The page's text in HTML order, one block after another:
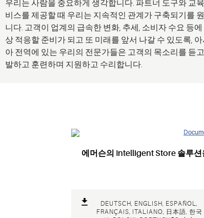
우리는 사람을 중요하게 생각합니다. 파트너 도구와 교
비스를 제공할 때 우리는 지속적인 관계가 구축되기를
니다. 고객이 업계의 급속한 변화, 추세, 소비자 수요 등에
상 적응할 준비가 되고 또 미래를 앞서 나갈 수 있도록, 아
아 전역에 있는 우리의 전문가들은 고객의 목소리를 듣
발하고 훈련하며 지원하고 수리합니다.
에머슨의 Intelligent Store 솔루션
DEUTSCH, ENGLISH, ESPAÑOL,
FRANÇAIS, ITALIANO, 日本語, 한국